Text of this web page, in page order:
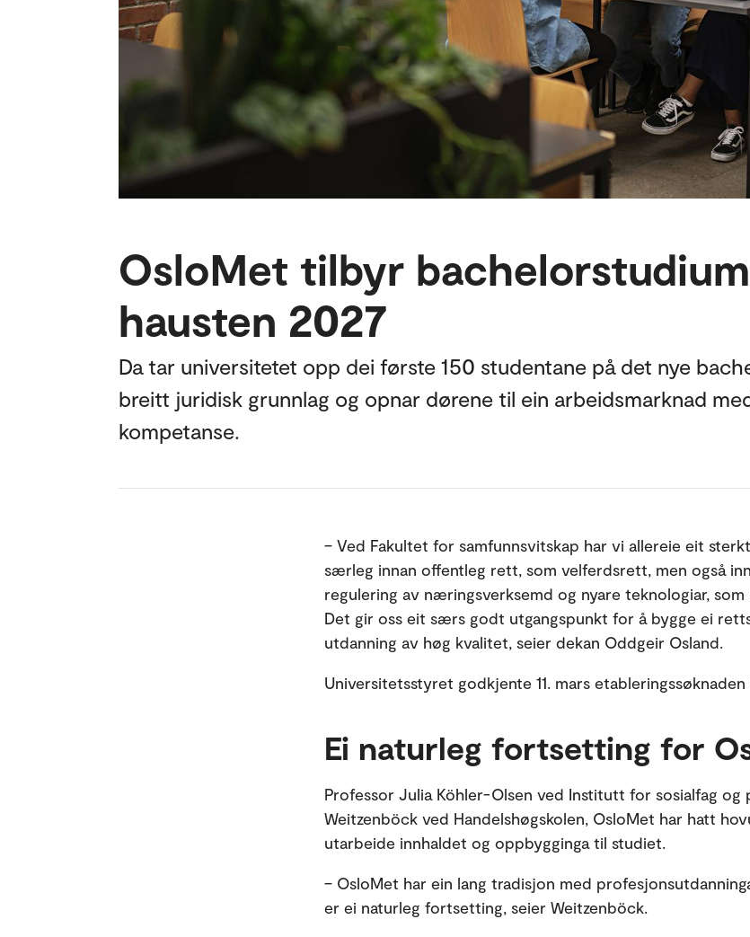
OsloMet tilbyr
hausten 2027
Da tar universitetet opp dei første 150 studentane på det nye
breitt juridisk grunnlag og opnar dørene til ein arbeidsmarknad
kompetanse.
– Ved Fakultet for samfunnsvitskap har vi allereie eit
særleg innan offentleg rett, som velferdsrett, men også
regulering av næringsverksemd og nyare teknologiar, som
Det gir oss eit særs godt utgangspunkt for å bygge ei
utdanning av høg kvalitet, seier dekan Oddgeir Osland.
Universitetsstyret godkjente 11. mars
Ei naturleg fortsetting for
Professor Julia Köhler-Olsen ved Institutt for sosialfag og
Weitzenböck ved Handelshøgskolen, OsloMet har hatt
utarbeide innhaldet og oppbygginga til studiet.
– OsloMet har ein lang tradisjon med
er ei naturleg fortsetting, seier Weitzenböck.